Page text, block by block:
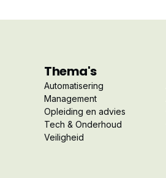
Thema's
Automatisering
Management
Opleiding en advies
Tech & Onderhoud
Veiligheid